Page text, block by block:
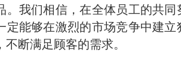
。我们相信，在全体员工的共同
定能够在激烈的市场竞争中建立
不断满足顾客的需求。